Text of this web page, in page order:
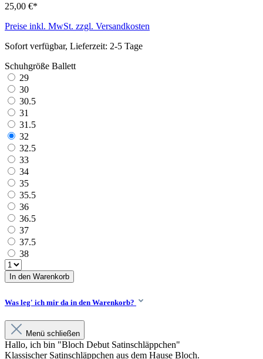
25,00 €*
Preise inkl. MwSt. zzgl. Versandkosten
Sofort verfügbar, Lieferzeit: 2-5 Tage
Schuhgröße Ballett
29
30
30.5
31
31.5
32
32.5
33
34
35
35.5
36
36.5
37
37.5
38
In den Warenkorb
Was leg' ich mir da in den Warenkorb?
Menü schließen
Hallo, ich bin "Bloch Debut Satinschläppchen"
Klassischer Satinschläppchen aus dem Hause Bloch.